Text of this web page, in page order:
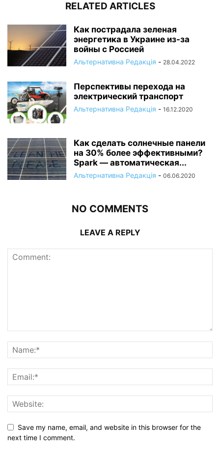
RELATED ARTICLES
Как пострадала зеленая
энергетика в Украине из-за
войны с Россией
Альтернативна Редакція - 28.04.2022
Перспективы перехода на
электрический транспорт
Альтернативна Редакція - 16.12.2020
Как сделать солнечные панели
на 30% более эффективными?
Spark — автоматическая...
Альтернативна Редакція - 06.06.2020
NO COMMENTS
LEAVE A REPLY
Save my name, email, and website in this browser for the
next time I comment.